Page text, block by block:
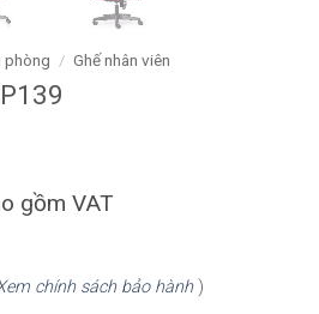
phòng / Ghế nhân viên
gồm VAT
chính sách bảo hành)